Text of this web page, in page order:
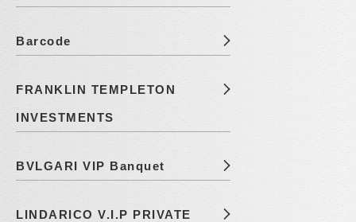
Barcode
FRANKLIN TEMPLETON
INVESTMENTS
BVLGARI VIP Banquet
LINDARICO V.I.P PRIVATE